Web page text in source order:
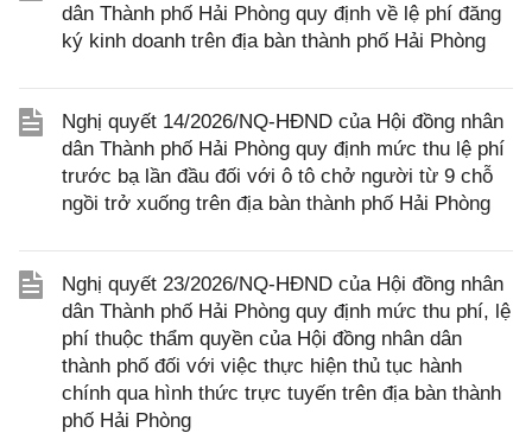
dân Thành phố Hải Phòng quy định về lệ phí đăng
ký kinh doanh trên địa bàn thành phố Hải Phòng
Nghị quyết 14/2026/NQ-HĐND của Hội đồng nhân
dân Thành phố Hải Phòng quy định mức thu lệ phí
trước bạ lần đầu đối với ô tô chở người từ 9 chỗ
ngồi trở xuống trên địa bàn thành phố Hải Phòng
Nghị quyết 23/2026/NQ-HĐND của Hội đồng nhân
dân Thành phố Hải Phòng quy định mức thu phí, lệ
phí thuộc thẩm quyền của Hội đồng nhân dân
thành phố đối với việc thực hiện thủ tục hành
chính qua hình thức trực tuyến trên địa bàn thành
phố Hải Phòng